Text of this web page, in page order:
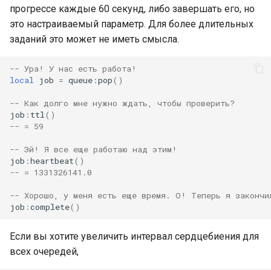
прогрессе каждые 60 секунд, либо завершать его, но
это настраиваемый параметр. Для более длительных
заданий это может не иметь смысла.
-- Ура! У нас есть работа!
local
job = queue :pop()
-- Как долго мне нужно ждать, чтобы проверить?
job : ttl ()
-- = 59
-- Эй! Я все еще работаю над этим!
job :heartbeat()
-- = 1331326141.0
-- Хорошо, у меня есть еще время. О! Теперь я
job :complete()
Если вы хотите увеличить интервал сердцебиения для
всех очередей,